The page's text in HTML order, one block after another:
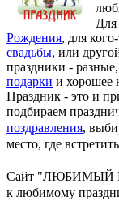
Рождения, для
свадьбы, или
праздники -
подарки и хорошее
Праздник - это и
подбираем
поздравления,
место, где
Сайт "ЛЮБИМЫЙ
к любимому